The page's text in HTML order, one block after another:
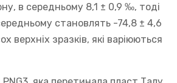
в середньому 8,1 ± 0,9 ‰, тоді
становлять -74,8 ± 4,6
верхніх зразків, які варіюються